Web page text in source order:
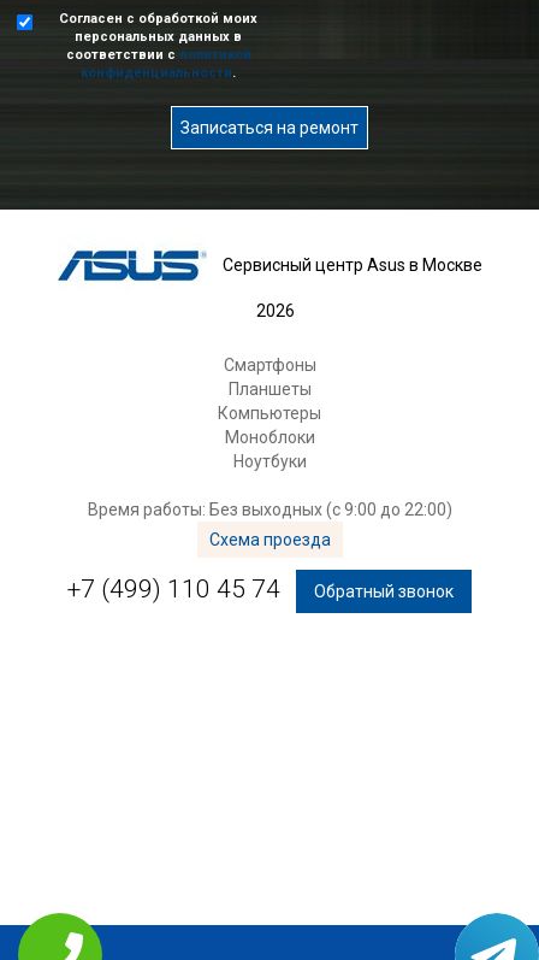
Согласен с обработкой моих
персональных данных в
соответствии с политикой
конфиденциальности.
Записаться на ремонт
Сервисный центр Asus в Москве
2026
Смартфоны
Планшеты
Компьютеры
Моноблоки
Ноутбуки
Время работы: Без выходных (с 9:00 до 22:00)
Схема проезда
+7 (499) 110 45 74 Обратный звонок